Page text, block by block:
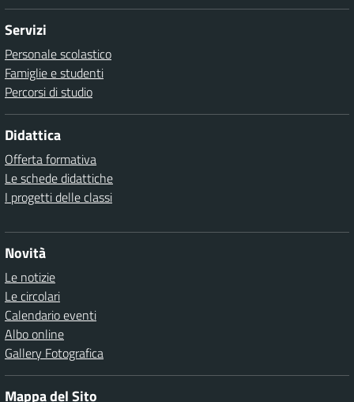
Servizi
Personale scolastico
Famiglie e studenti
Percorsi di studio
Didattica
Offerta formativa
Le schede didattiche
I progetti delle classi
Novità
Le notizie
Le circolari
Calendario eventi
Albo online
Gallery Fotografica
Mappa del Sito